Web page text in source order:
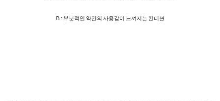
B : 부분적인 약간의 사용감이 느껴지는 컨디션